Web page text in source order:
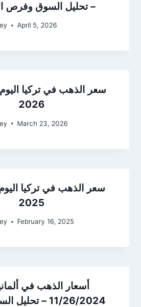
– تحليل السوق وفرص
April 5, 2026
2026
March 23, 2026
2025
February 16, 2025
أسعار الذهب في
11/26/2024 –